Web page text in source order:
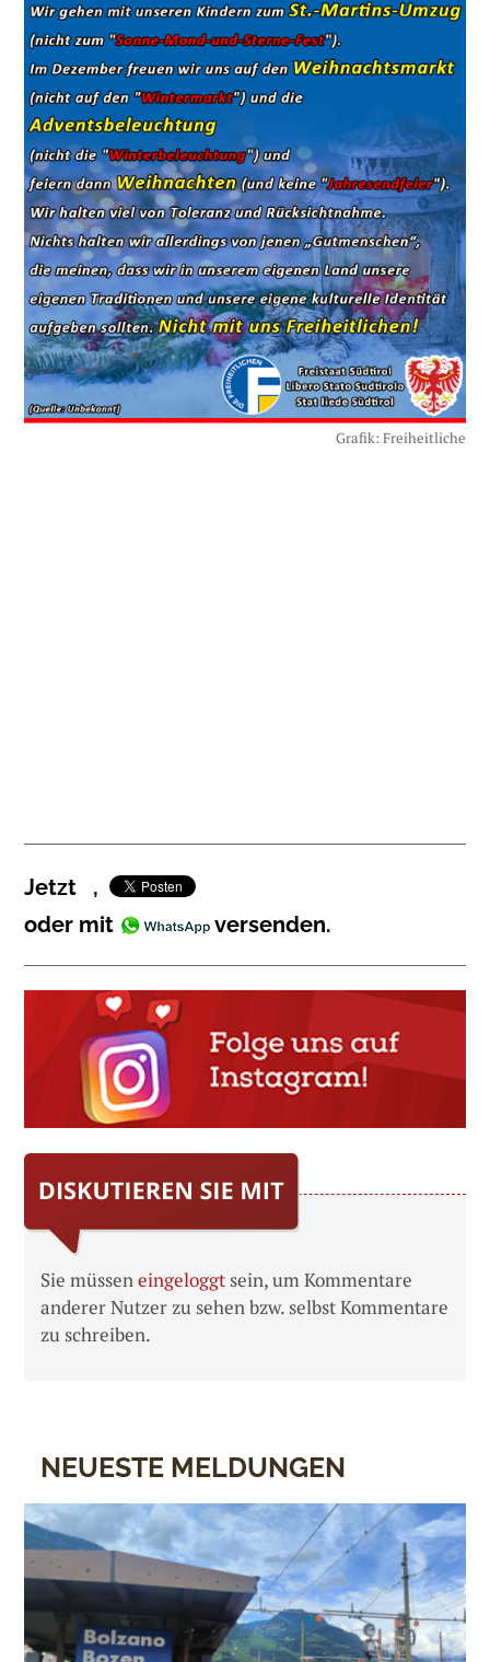
Grafik: Freiheitliche
Jetzt
,
oder mit
versenden.
Sie müsseneingeloggt sein, um Kommentare
anderer Nutzer zu sehen bzw. selbst Kommentare
zu schreiben.
NEUESTE MELDUNGEN